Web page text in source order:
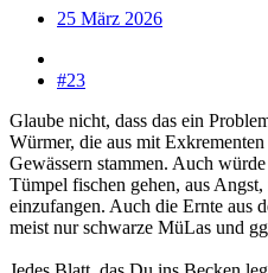
25 März 2026
#23
Glaube nicht, dass das ein
Würmer, die aus mit
Gewässern stammen. Auch
Tümpel fischen gehen, aus
einzufangen. Auch die Ernte aus
meist nur schwarze MüLas und